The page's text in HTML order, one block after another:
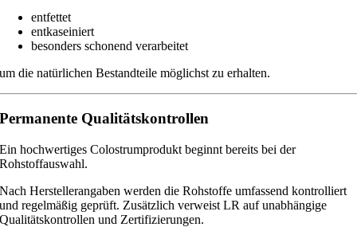
entfettet
entkaseiniert
besonders schonend verarbeitet
um die natürlichen Bestandteile möglichst zu erhalten.
Permanente Qualitätskontrollen
Ein hochwertiges Colostrumprodukt beginnt bereits bei der
Rohstoffauswahl.
Nach Herstellerangaben werden die Rohstoffe umfassend kontrolliert
und regelmäßig geprüft. Zusätzlich verweist LR auf unabhängige
Qualitätskontrollen und Zertifizierungen.